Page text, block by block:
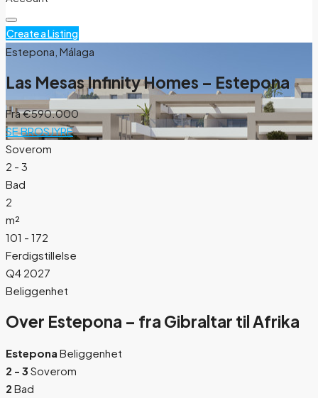
Create a Listing
Estepona, Málaga
Las Mesas Infinity Homes – Estepona
Fra€590.000
SE BROSJYRE
Soverom
2 - 3
Bad
2
m²
101 - 172
Ferdigstillelse
Q4 2027
Beliggenhet
Over Estepona – fra Gibraltar til Afrika
Estepona Beliggenhet
2 - 3 Soverom
2 Bad